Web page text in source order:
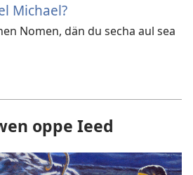
Michael?
Nomen, dän du secha aul sea
oppe Ieed